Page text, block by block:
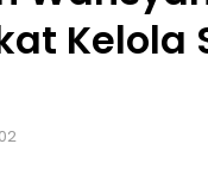
Kelola